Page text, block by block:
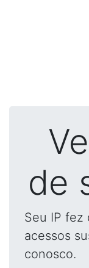
de
Seu IP fez
acessos
conosco.